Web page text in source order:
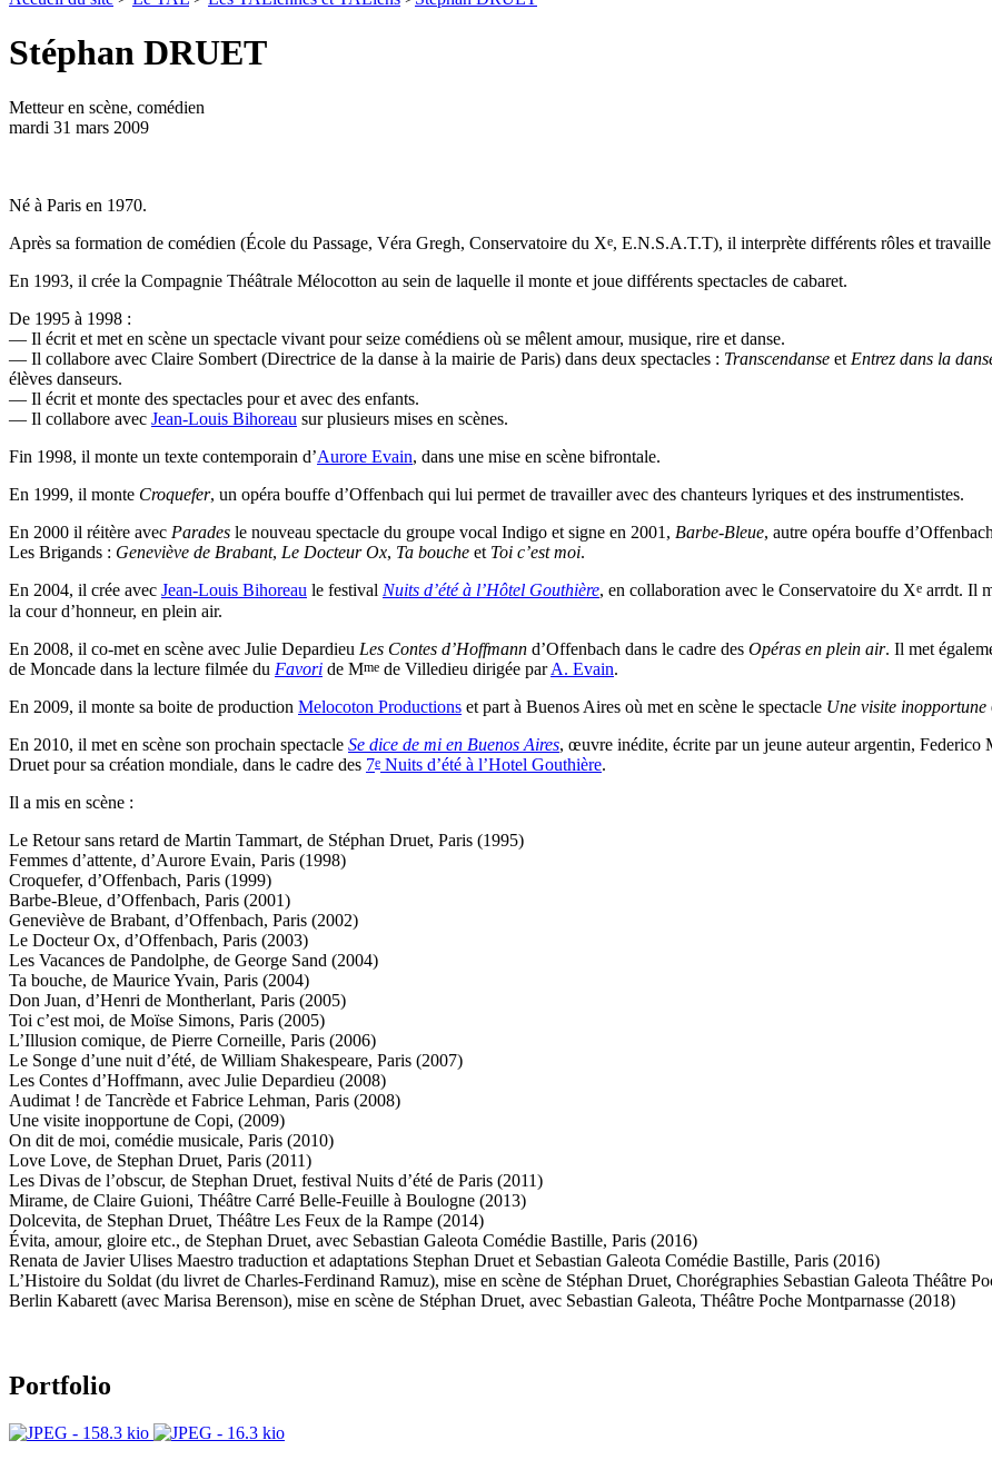
Stéphan DRUET
Metteur en scène, comédien
mardi 31 mars 2009
Né à Paris en 1970.
Après sa formation de comédien (École du Passage, Véra Gregh, Conservatoire du Xe, E.N.S.A.T.T), il interprète différents rôles et
En 1993, il crée la Compagnie Théâtrale Mélocotton au sein de laquelle il monte et joue différents spectacles de cabaret.
De 1995 à 1998 :
— Il écrit et met en scène un spectacle vivant pour seize comédiens où se mêlent amour, musique, rire et danse.
— Il collabore avec Claire Sombert (Directrice de la danse à la mairie de Paris) dans deux spectacles : Transcendanse et Entrez dans la
élèves danseurs.
— Il écrit et monte des spectacles pour et avec des enfants.
— Il collabore avec Jean-Louis Bihoreau sur plusieurs mises en scènes.
Fin 1998, il monte un texte contemporain d’Aurore Evain, dans une mise en scène bifrontale.
En 1999, il monte Croquefer, un opéra bouffe d’Offenbach qui lui permet de travailler avec des chanteurs lyriques et des instrumentistes.
En 2000 il réitère avec Parades le nouveau spectacle du groupe vocal Indigo et signe en 2001, Barbe-Bleue, autre opéra bouffe
Les Brigands : Geneviève de Brabant, Le Docteur Ox, Ta bouche et Toi c’est moi.
En 2004, il crée avec Jean-Louis Bihoreau le festival Nuits d’été à l’Hôtel Gouthière, en collaboration avec le Conservatoire du Xe arrdt. Il
la cour d’honneur, en plein air.
En 2008, il co-met en scène avec Julie Depardieu Les Contes d’Hoffmann d’Offenbach dans le cadre des Opéras en plein air. Il met
de Moncade dans la lecture filmée du Favori de Mme de Villedieu dirigée parA. Evain.
En 2009, il monte sa boite de production Melocoton Productions et part à Buenos Aires où met en scène le spectacle Une visite inopportune
En 2010, il met en scène son prochain spectacle Se dice de mi en Buenos Aires, œuvre inédite, écrite par un jeune auteur argentin, Federico
Druet pour sa création mondiale, dans le cadre des 7e Nuits d’été à l’Hotel Gouthière.
Il a mis en scène :
Le Retour sans retard de Martin Tammart, de Stéphan Druet, Paris (1995)
Femmes d’attente, d’Aurore Evain, Paris (1998)
Croquefer, d’Offenbach, Paris (1999)
Barbe-Bleue, d’Offenbach, Paris (2001)
Geneviève de Brabant, d’Offenbach, Paris (2002)
Le Docteur Ox, d’Offenbach, Paris (2003)
Les Vacances de Pandolphe, de George Sand (2004)
Ta bouche, de Maurice Yvain, Paris (2004)
Don Juan, d’Henri de Montherlant, Paris (2005)
Toi c’est moi, de Moïse Simons, Paris (2005)
L’Illusion comique, de Pierre Corneille, Paris (2006)
Le Songe d’une nuit d’été, de William Shakespeare, Paris (2007)
Les Contes d’Hoffmann, avec Julie Depardieu (2008)
Audimat ! de Tancrède et Fabrice Lehman, Paris (2008)
Une visite inopportune de Copi, (2009)
On dit de moi, comédie musicale, Paris (2010)
Love Love, de Stephan Druet, Paris (2011)
Les Divas de l’obscur, de Stephan Druet, festival Nuits d’été de Paris (2011)
Mirame, de Claire Guioni, Théâtre Carré Belle-Feuille à Boulogne (2013)
Dolcevita, de Stephan Druet, Théâtre Les Feux de la Rampe (2014)
Évita, amour, gloire etc., de Stephan Druet, avec Sebastian Galeota Comédie Bastille, Paris (2016)
Renata de Javier Ulises Maestro traduction et adaptations Stephan Druet et Sebastian Galeota Comédie Bastille, Paris (2016)
L’Histoire du Soldat (du livret de Charles-Ferdinand Ramuz), mise en scène de Stéphan Druet, Chorégraphies Sebastian Galeota Théâtre
Berlin Kabarett (avec Marisa Berenson), mise en scène de Stéphan Druet, avec Sebastian Galeota, Théâtre Poche Montparnasse (2018)
Portfolio